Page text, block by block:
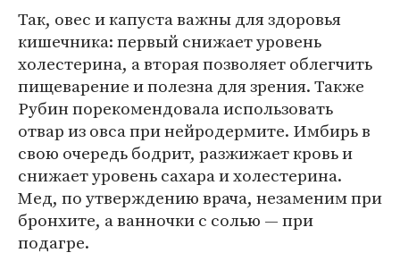
Так, овес и капуста важны для здоровья
кишечника: первый снижает уровень
холестерина, а вторая позволяет облегчить
пищеварение и полезна для зрения. Также
Рубин порекомендовала использовать
отвар из овса при нейродермите. Имбирь в
свою очередь бодрит, разжижает кровь и
снижает уровень сахара и холестерина.
Мед, по утверждению врача, незаменим при
бронхите, а ванночки с солью — при
подагре.